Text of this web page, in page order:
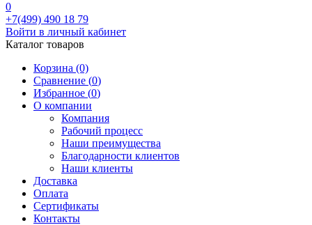
0
+7(499) 490 18 79
Войти в личный кабинет
Каталог товаров
Корзина (0)
Сравнение (0)
Избранное (0)
О компании
Компания
Рабочий процесс
Наши преимущества
Благодарности клиентов
Наши клиенты
Доставка
Оплата
Сертификаты
Контакты